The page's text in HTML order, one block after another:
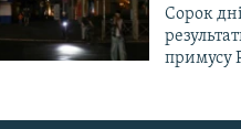
Сорок
примусу